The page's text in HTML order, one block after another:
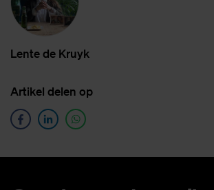
Len­te de Kruyk
Ar­ti­kel de­len op